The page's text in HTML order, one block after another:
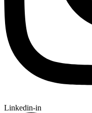
Linkedin-in